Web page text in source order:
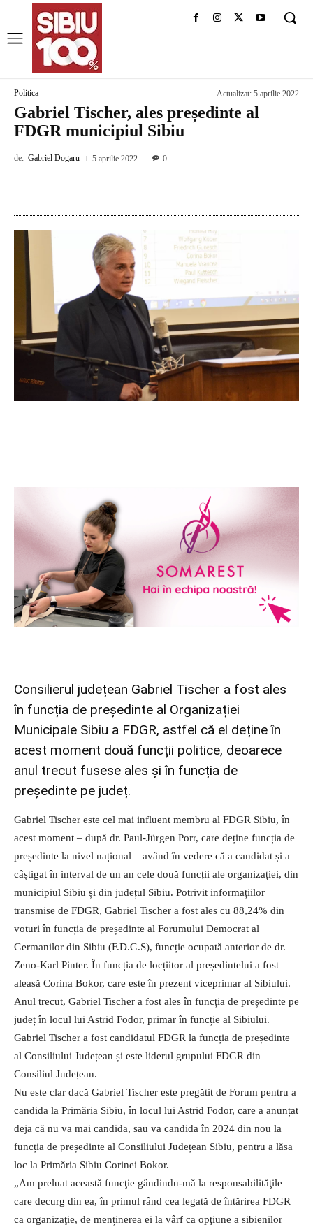
Politica Actualizat: 5 aprilie 2022
Gabriel Tischer, ales președinte al
FDGR municipiul Sibiu
de: Gabriel Dogaru 5 aprilie 2022 0
Consilierul județean Gabriel Tischer a fost ales
în funcția de președinte al Organizației
Municipale Sibiu a FDGR, astfel că el deține în
acest moment două funcții politice, deoarece
anul trecut fusese ales și în funcția de
președinte pe județ.
Gabriel Tischer este cel mai influent membru al FDGR Sibiu, în
acest moment – după dr. Paul-Jürgen Porr, care deține funcția de
președinte la nivel național – având în vedere că a candidat și a
câștigat în interval de un an cele două funcții ale organizației, din
municipiul Sibiu și din județul Sibiu. Potrivit informațiilor
transmise de FDGR, Gabriel Tischer a fost ales cu 88,24% din
voturi în funcția de președinte al Forumului Democrat al
Germanilor din Sibiu (F.D.G.S), funcție ocupată anterior de dr.
Zeno-Karl Pinter. În funcția de locțiitor al președintelui a fost
aleasă Corina Bokor, care este în prezent viceprimar al Sibiului.
Anul trecut, Gabriel Tischer a fost ales în funcția de președinte pe
județ în locul lui Astrid Fodor, primar în funcție al Sibiului.
Gabriel Tischer a fost candidatul FDGR la funcția de președinte
al Consiliului Județean și este liderul grupului FDGR din
Consiliul Județean.
Nu este clar dacă Gabriel Tischer este pregătit de Forum pentru a
candida la Primăria Sibiu, în locul lui Astrid Fodor, care a anunțat
deja că nu va mai candida, sau va candida în 2024 din nou la
funcția de președinte al Consiliului Județean Sibiu, pentru a lăsa
loc la Primăria Sibiu Corinei Bokor.
„Am preluat această funcţie gândindu-mă la responsabilităţile
care decurg din ea, în primul rând cea legată de întărirea FDGR
ca organizaţie, de menținerea ei la vârf ca opţiune a sibienilor